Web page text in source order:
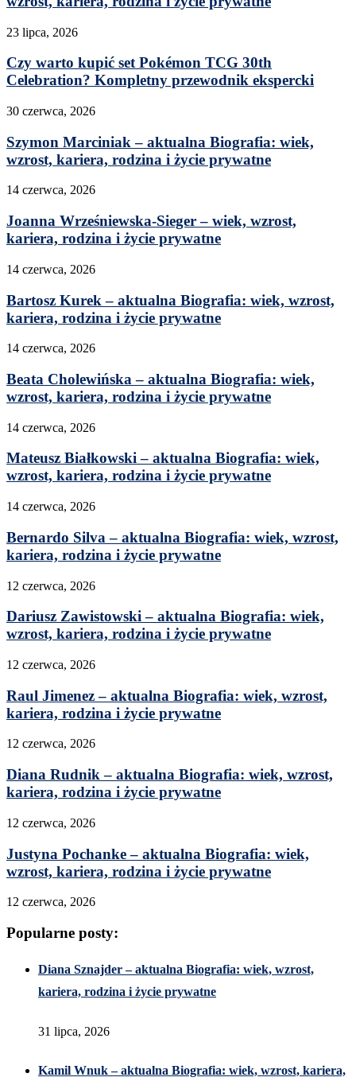
23 lipca, 2026
Czy warto kupić set Pokémon TCG 30th
Celebration? Kompletny przewodnik ekspercki
30 czerwca, 2026
Szymon Marciniak – aktualna Biografia: wiek,
wzrost, kariera, rodzina i życie prywatne
14 czerwca, 2026
Joanna Wrześniewska-Sieger – wiek, wzrost,
kariera, rodzina i życie prywatne
14 czerwca, 2026
Bartosz Kurek – aktualna Biografia: wiek, wzrost,
kariera, rodzina i życie prywatne
14 czerwca, 2026
Beata Cholewińska – aktualna Biografia: wiek,
wzrost, kariera, rodzina i życie prywatne
14 czerwca, 2026
Mateusz Białkowski – aktualna Biografia: wiek,
wzrost, kariera, rodzina i życie prywatne
14 czerwca, 2026
Bernardo Silva – aktualna Biografia: wiek, wzrost,
kariera, rodzina i życie prywatne
12 czerwca, 2026
Dariusz Zawistowski – aktualna Biografia: wiek,
wzrost, kariera, rodzina i życie prywatne
12 czerwca, 2026
Raul Jimenez – aktualna Biografia: wiek, wzrost,
kariera, rodzina i życie prywatne
12 czerwca, 2026
Diana Rudnik – aktualna Biografia: wiek, wzrost,
kariera, rodzina i życie prywatne
12 czerwca, 2026
Justyna Pochanke – aktualna Biografia: wiek,
wzrost, kariera, rodzina i życie prywatne
12 czerwca, 2026
Popularne posty:
Diana Sznajder – aktualna Biografia: wiek, wzrost,
kariera, rodzina i życie prywatne
31 lipca, 2026
Kamil Wnuk – aktualna Biografia: wiek, wzrost, kariera,